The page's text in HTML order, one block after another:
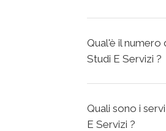
Qual'è il
Studi E Servizi ?
Quali sono i
E Servizi ?